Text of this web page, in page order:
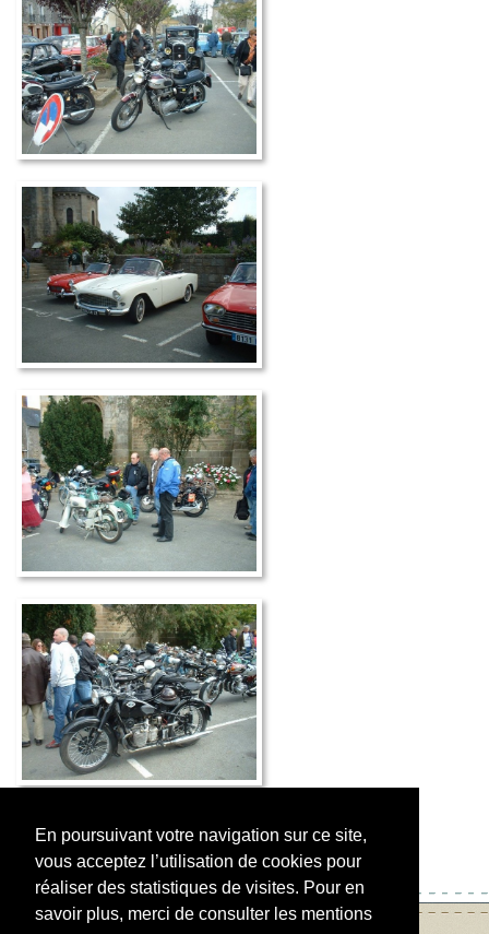
En poursuivant votre navigation sur ce site,
vous acceptez l’utilisation de cookies pour
réaliser des statistiques de visites. Pour en
savoir plus, merci de consulter les mentions
Retour